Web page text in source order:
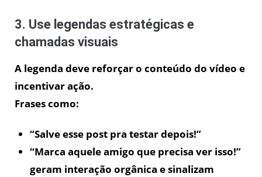
3. Use legendas estratégicas e
chamadas visuais
A legenda deve reforçar o conteúdo do vídeo e
incentivar ação.
Frases como:
“Salve esse post pra testar depois!”
“Marca aquele amigo que precisa ver isso!”
geram interação orgânica e sinalizam